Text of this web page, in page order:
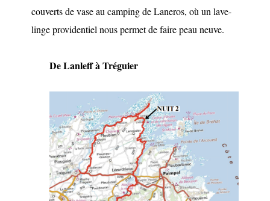
couverts de vase au camping de Laneros, où un lave-
linge providentiel nous permet de faire peau neuve.
De Lanleff à Tréguier